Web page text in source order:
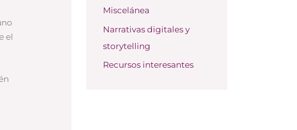
el
Miscelánea
Narrativas digitales y
storytelling
Recursos interesantes